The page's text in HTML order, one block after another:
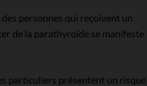
personnes qui reçoivent un
de la parathyroïde se manifeste
particuliers présentent un risque